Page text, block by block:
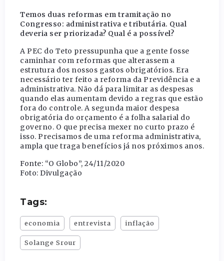
Temos duas reformas em tramitação no
Congresso: administrativa e tributária. Qual
deveria ser priorizada? Qual é a possível?
A PEC do Teto pressupunha que a gente fosse
caminhar com reformas que alterassem a
estrutura dos nossos gastos obrigatórios. Era
necessário ter feito a reforma da Previdência e a
administrativa. Não dá para limitar as despesas
quando elas aumentam devido a regras que estão
fora do controle. A segunda maior despesa
obrigatória do orçamento é a folha salarial do
governo. O que precisa mexer no curto prazo é
isso. Precisamos de uma reforma administrativa,
ampla que traga benefícios já nos próximos anos.
Fonte: “O Globo”, 24/11/2020
Foto: Divulgação
Tags:
economia entrevista inflação
Solange Srour